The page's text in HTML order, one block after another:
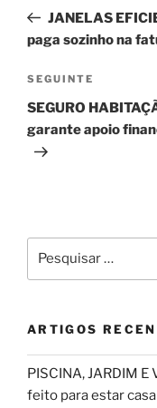
artigos
anterior
JANELAS
paga sozinho na
Conteúdo
seguinte
SEGUINTE
SEGURO
garante apoio
por:
ARTIGOS
PISCINA, JARDIM
feito para estar casa